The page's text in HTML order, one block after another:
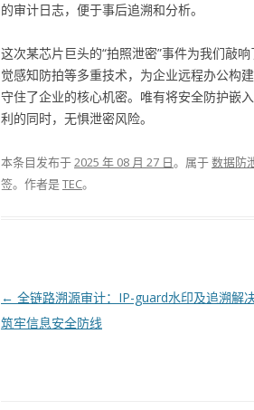
的审计日志，便于事后追溯和分析。
这次某芯片巨头的“拍照泄密”事件为我们敲
觉感知防拍等多重技术，为企业远程办公
守住了企业的核心机密。唯有将安全防护嵌
利的同时，无惧泄密风险。
本条目发布于2025 年 08 月 27 日。属于数据防
签。 作者是TEC。
文章导航
← 全链路溯源审计：IP-guard水印及追溯解
筑牢信息安全防线